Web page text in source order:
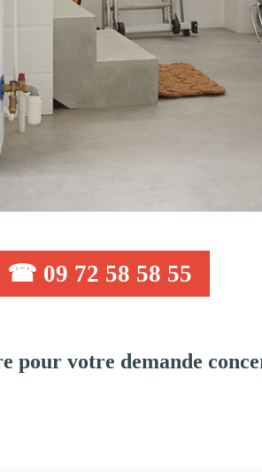
☎ 09 72 58 58 55
pour votre demande